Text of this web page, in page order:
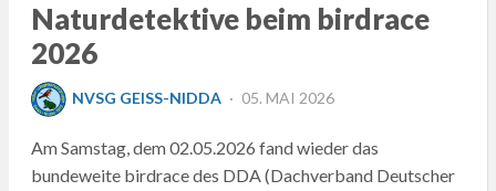
Naturdetektive beim birdrace
2026
NVSG GEISS-NIDDA
POSTED
05. MAI 2026
Am Samstag, dem 02.05.2026 fand wieder das
bundeweite birdrace des DDA (Dachverband Deutscher